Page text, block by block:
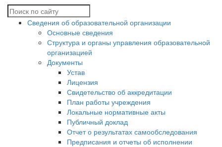
Сведения об образовательной организации
Основные сведения
Структура и органы управления образовательной
организацией
Документы
Устав
Лицензия
Свидетельство об аккредитации
План работы учреждения
Локальные нормативные акты
Публичный доклад
Отчет о результатах самообследования
Предписания и отчеты об исполнении